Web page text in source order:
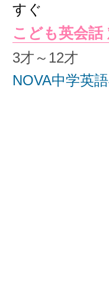
すぐ
こども英会話
3才～12才
NOVA中学英